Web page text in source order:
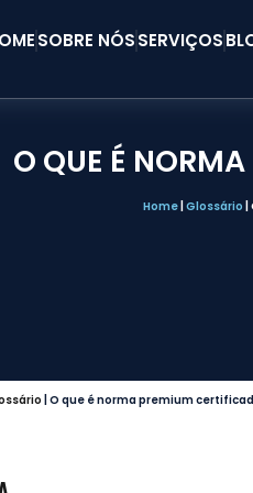
SOBRE NÓSSERVIÇOS
O QUE É
Home| Glossário
O que é norma premium